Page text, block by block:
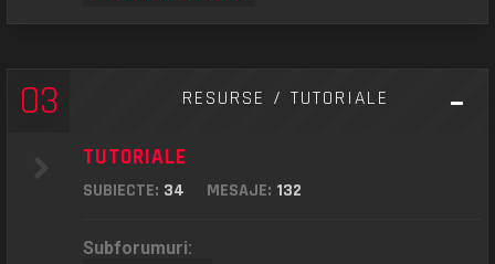
03 RESURSE / TUTORIALE
TUTORIALE
SUBIECTE: 34 MESAJE: 132
Subforumuri: